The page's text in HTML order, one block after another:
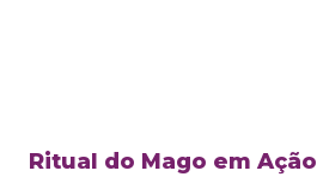
Ritual do Mago em Ação